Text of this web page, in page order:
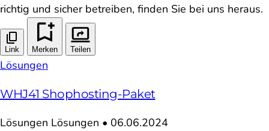
richtig und sicher betreiben, finden Sie bei uns heraus.
Link Merken Teilen
Lösungen
WHJ41 Shophosting-Paket
Lösungen Lösungen • 06.06.2024